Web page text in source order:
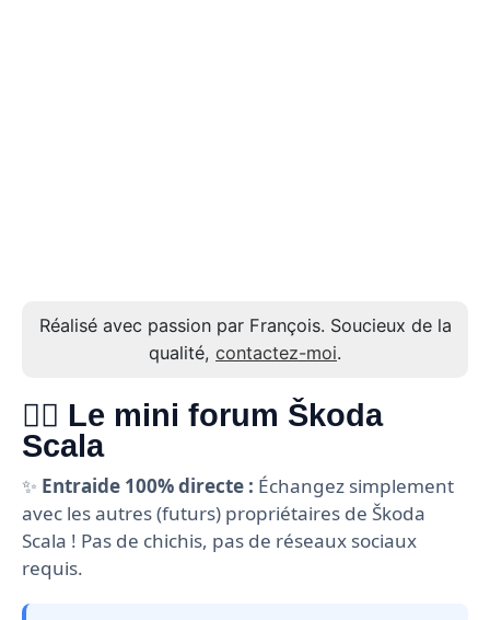
Réalisé avec passion par François. Soucieux de la
qualité, contactez-moi.
🙋‍♂️ Le mini forum Škoda
Scala
✨ Entraide 100% directe : Échangez simplement
avec les autres (futurs) propriétaires de Škoda
Scala ! Pas de chichis, pas de réseaux sociaux
requis.